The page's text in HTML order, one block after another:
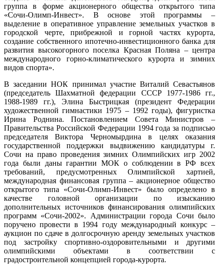
группа в форме акционерного общества открытого типа
«Сочи-Олимп-Инвест». В основе этой программы –
выделение в оперативное управление земельных участков в
городской черте, прибрежной и горной частях курорта,
создание собственного ипотечно-инвестиционного банка для
развития высокогорного поселка Красная Поляна – центра
международного горно-климатического курорта и зимних
видов спорта».
В заседании НОК принимал участие Виталий Севастьянов
(председатель Шахматной федерации СССР 1977-1986 гг.,
1988-1989 гг.), Элина Быстрицкая (президент Федерации
художественной гимнастики 1975 – 1992 годы), фигуристка
Ирина Роднина. Постановлением Совета Министров –
Правительства Российской Федерации 1994 года за подписью
председателя Виктора Черномырдина в целях оказания
государственной поддержки выдвижению кандидатуры г.
Сочи на право проведения зимних Олимпийских игр 2002
года были даны гарантии МОК о соблюдении в РФ всех
требований, предусмотренных Олимпийской хартией,
международная финансовая группа – акционерное общество
открытого типа «Сочи-Олимп-Инвест» было определено в
качестве головной организации по изысканию
дополнительных источников финансирования олимпийских
программ «Сочи-2002». Администрации города Сочи было
поручено провести в 1994 году международный конкурс –
аукцион по сдаче в долгосрочную аренду земельных участков
под застройку спортивно-оздоровительными и другими
олимпийскими объектами в соответствии с
градостроительной концепцией города-курорта.